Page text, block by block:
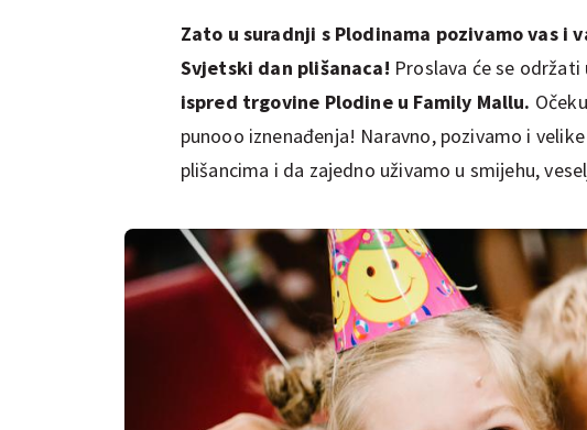
Zato u suradnji s Plodinama pozivamo vas i
Svjetski dan plišanaca! Proslava će se
ispred trgovine Plodine u Family Mallu.
punooo iznenađenja! Naravno, pozivamo i
plišancima i da zajedno uživamo u smijehu,